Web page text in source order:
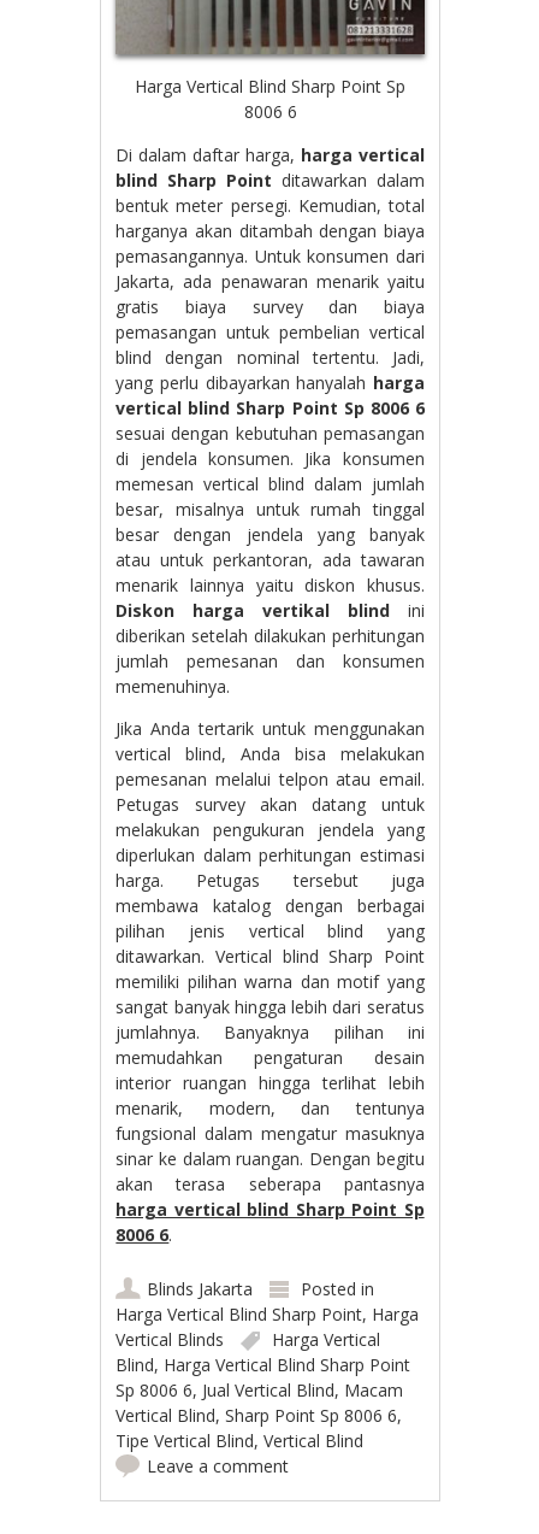
Harga Vertical Blind Sharp Point Sp
8006 6
Di dalam daftar harga, harga vertical
blind Sharp Point ditawarkan dalam
bentuk meter persegi. Kemudian, total
harganya akan ditambah dengan biaya
pemasangannya. Untuk konsumen dari
Jakarta, ada penawaran menarik yaitu
gratis biaya survey dan biaya
pemasangan untuk pembelian vertical
blind dengan nominal tertentu. Jadi,
yang perlu dibayarkan hanyalah harga
vertical blind Sharp Point Sp 8006 6
sesuai dengan kebutuhan pemasangan
di jendela konsumen. Jika konsumen
memesan vertical blind dalam jumlah
besar, misalnya untuk rumah tinggal
besar dengan jendela yang banyak
atau untuk perkantoran, ada tawaran
menarik lainnya yaitu diskon khusus.
Diskon harga vertikal blindini
diberikan setelah dilakukan perhitungan
jumlah pemesanan dan konsumen
memenuhinya.
Jika Anda tertarik untuk menggunakan
vertical blind, Anda bisa melakukan
pemesanan melalui telpon atau email.
Petugas survey akan datang untuk
melakukan pengukuran jendela yang
diperlukan dalam perhitungan estimasi
harga. Petugas tersebut juga
membawa katalog dengan berbagai
pilihan jenis vertical blind yang
ditawarkan. Vertical blind Sharp Point
memiliki pilihan warna dan motif yang
sangat banyak hingga lebih dari seratus
jumlahnya. Banyaknya pilihan ini
memudahkan pengaturan desain
interior ruangan hingga terlihat lebih
menarik, modern, dan tentunya
fungsional dalam mengatur masuknya
sinar ke dalam ruangan. Dengan begitu
akan terasa seberapa pantasnya
harga vertical blind Sharp Point Sp
8006 6.
Blinds Jakarta
Posted in
Harga Vertical Blind Sharp Point, Harga
Vertical Blinds
Harga Vertical
Blind, Harga Vertical Blind Sharp Point
Sp 8006 6, Jual Vertical Blind, Macam
Vertical Blind,Sharp Point Sp 8006 6,
Tipe Vertical Blind,Vertical Blind
Leave a comment